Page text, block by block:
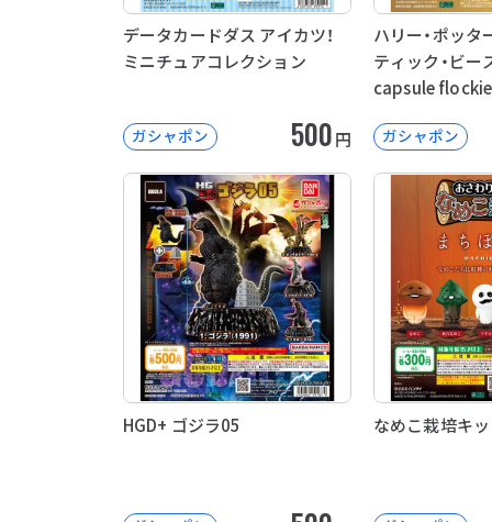
データカードダス アイカツ！
ミニチュアコレクション
ガシャポン 500円
ハリー・ポッ
ティック・ビー
capsule
ガシャポン
HGD+ ゴジラ05 なめこ栽培キ